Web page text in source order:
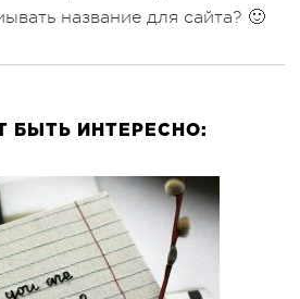
название для сайта? 🙂
БЫТЬ ИНТЕРЕСНО: